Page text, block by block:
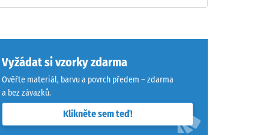
(BS 7188)
Vyžádat si vzorky zdarma
Ověřte materiál, barvu a povrch předem – zdarma
a bez závazků.
Klikněte sem teď!